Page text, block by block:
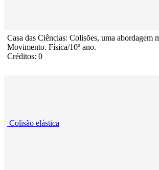
Casa das Ciências: Colisões, uma abordagem
Movimento. Física/10º ano.
Créditos: 0
Colisão elástica